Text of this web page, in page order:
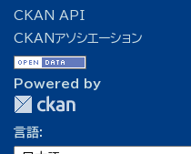
CKAN API
CKANアソシエーション
Powered by
言語